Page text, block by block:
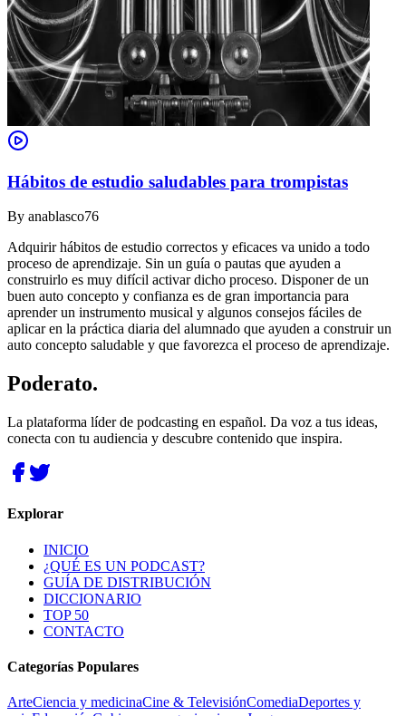
Hábitos de estudio saludables para trompistas
By anablasco76
Adquirir hábitos de estudio correctos y eficaces va unido a todo
proceso de aprendizaje. Sin un guía o pautas que ayuden a
construirlo es muy difícil activar dicho proceso. Disponer de un
buen auto concepto y confianza es de gran importancia para
aprender un instrumento musical y algunos consejos fáciles de
aplicar en la práctica diaria del alumnado que ayuden a construir un
auto concepto saludable y que favorezca el proceso de aprendizaje.
Poderato.
La plataforma líder de podcasting en español. Da voz a tus ideas,
conecta con tu audiencia y descubre contenido que inspira.
Explorar
INICIO
¿QUÉ ES UN PODCAST?
GUÍA DE DISTRIBUCIÓN
DICCIONARIO
TOP 50
CONTACTO
Categorías Populares
ArteCiencia y medicinaCine & TelevisiónComediaDeportes y